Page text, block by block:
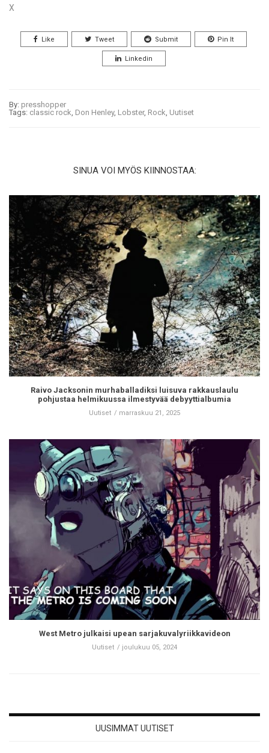
X
Like Tweet Submit Pin It
Linkedin
By: presshopper
Tags: classic rock, Don Henley, Lobster, Rock, Uutiset
SINUA VOI MYÖS KIINNOSTAA:
Raivo Jacksonin murhaballadiksi luisuva rakkauslaulu
pohjustaa helmikuussa ilmestyvää debyyttialbumia
Uutiset marraskuu 21, 2025
West Metro julkaisi upean sarjakuvalyriikkavideon
Uutiset joulukuu 05, 2024
UUSIMMAT UUTISET